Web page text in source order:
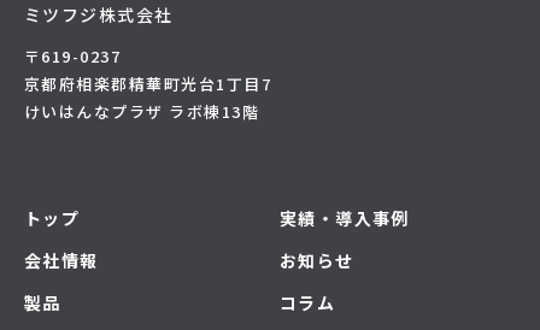
ミツフジ株式会社
〒619-0237
京都府相楽郡精華町光台1丁目7
けいはんなプラザ ラボ棟13階
トップ
会社情報
製品
実績・導入事例
お知らせ
コラム